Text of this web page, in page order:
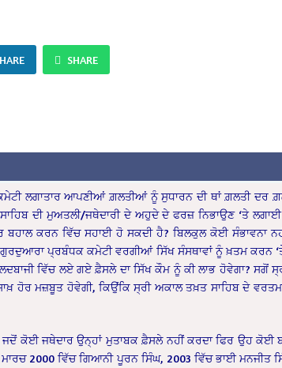
SHARE
ਲਗਾਤਾਰ ਆਪਣੀਆਂ ਗ਼ਲਤੀਆਂ ਨੂੰ ਸੁਧਾਰਨ ਦੀ ਥਾਂ ਗ਼ਲਤੀ ਦਰ
ਦੀ ਮੁਅਤਲੀ/ਜਥੇਦਾਰੀ ਦੇ ਅਹੁਦੇ ਦੇ ਫਰਜ਼ ਨਿਭਾਉਣ ‘ਤੇ
ਕਰਨ ਵਿੱਚ ਸਹਾਈ ਹੋ ਸਕਦੀ ਹੈ? ਬਿਲਕੁਲ ਕੋਈ ਸੰਭਾਵਨਾ
ਪ੍ਰਬੰਧਕ ਕਮੇਟੀ ਵਰਗੀਆਂ ਸਿੱਖ ਸੰਸਥਾਵਾਂ ਨੂੰ ਖ਼ਤਮ ਕਰਨ
ਵਿੱਚ ਲਏ ਗਏ ਫ਼ੈਸਲੇ ਦਾ ਸਿੱਖ ਕੌਮ ਨੂੰ ਕੀ ਲਾਭ ਹੋਵੇਗਾ? ਸਗੋਂ
ਹੋਰ ਮਜ਼ਬੂਤ ਹੋਵੇਗੀ, ਕਿਉਂਕਿ ਸ੍ਰੀ ਅਕਾਲ ਤਖ਼ਤ ਸਾਹਿਬ ਦੇ
ਜਦੋਂ ਕੋਈ ਜਥੇਦਾਰ ਉਨ੍ਹਾਂ ਮੁਤਾਬਕ ਫ਼ੈਸਲੇ ਨਹੀਂ ਕਰਦਾ ਫਿਰ ਉਹ ਕੋਈ
2000 ਵਿੱਚ ਗਿਆਨੀ ਪੂਰਨ ਸਿੰਘ, 2003 ਵਿੱਚ ਭਾਈ ਮਨਜੀਤ